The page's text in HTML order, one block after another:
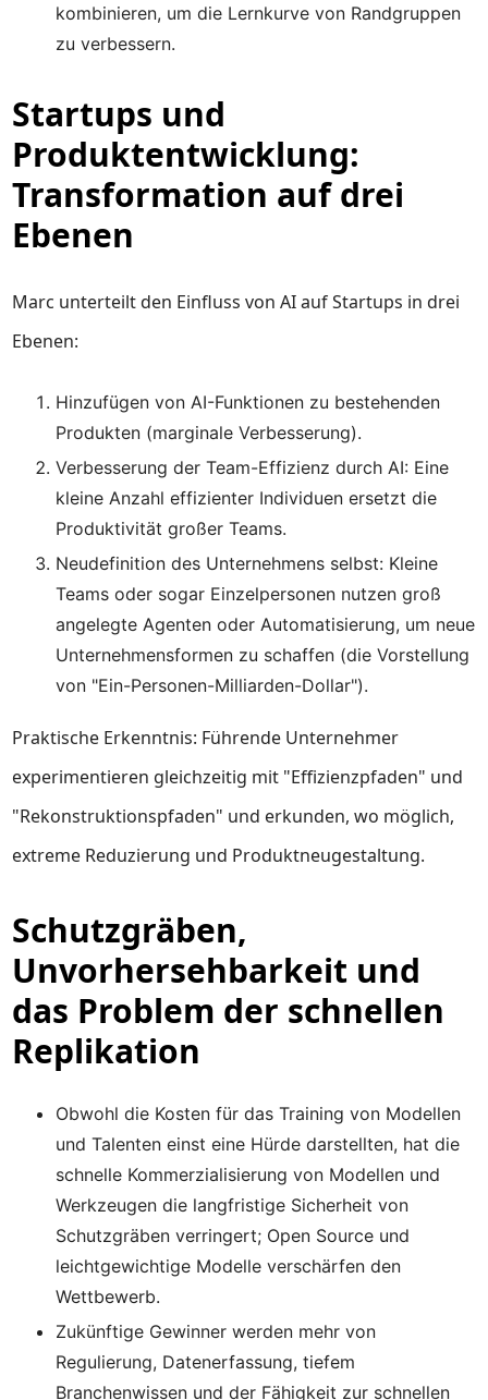
kombinieren, um die Lernkurve von Randgruppen
zu verbessern.
Startups und
Produktentwicklung:
Transformation auf drei
Ebenen
Marc unterteilt den Einfluss von AI auf Startups in drei
Ebenen:
Hinzufügen von AI-Funktionen zu bestehenden
Produkten (marginale Verbesserung).
Verbesserung der Team-Effizienz durch AI: Eine
kleine Anzahl effizienter Individuen ersetzt die
Produktivität großer Teams.
Neudefinition des Unternehmens selbst: Kleine
Teams oder sogar Einzelpersonen nutzen groß
angelegte Agenten oder Automatisierung, um neue
Unternehmensformen zu schaffen (die Vorstellung
von "Ein-Personen-Milliarden-Dollar").
Praktische Erkenntnis: Führende Unternehmer
experimentieren gleichzeitig mit "Effizienzpfaden" und
"Rekonstruktionspfaden" und erkunden, wo möglich,
extreme Reduzierung und Produktneugestaltung.
Schutzgräben,
Unvorhersehbarkeit und
das Problem der schnellen
Replikation
Obwohl die Kosten für das Training von Modellen
und Talenten einst eine Hürde darstellten, hat die
schnelle Kommerzialisierung von Modellen und
Werkzeugen die langfristige Sicherheit von
Schutzgräben verringert; Open Source und
leichtgewichtige Modelle verschärfen den
Wettbewerb.
Zukünftige Gewinner werden mehr von
Regulierung, Datenerfassung, tiefem
Branchenwissen und der Fähigkeit zur schnellen